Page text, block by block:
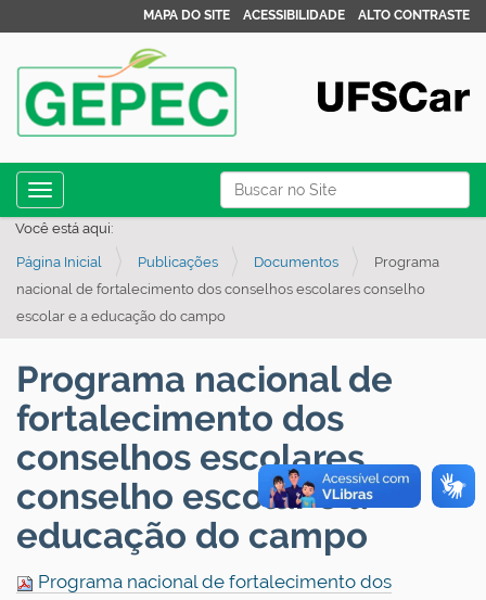
Busca
Busca Avançada…
MAPA DO SITE ACESSIBILIDADE ALTO CONTRASTE
Toggle navigation
Você está aqui:
Página Inicial Publicações Documentos
Programa
nacional de fortalecimento dos conselhos escolares conselho
escolar e a educação do campo
Programa nacional de
fortalecimento dos
conselhos escolares
conselho escolar e a
educação do campo
Programa nacional de fortalecimento dos